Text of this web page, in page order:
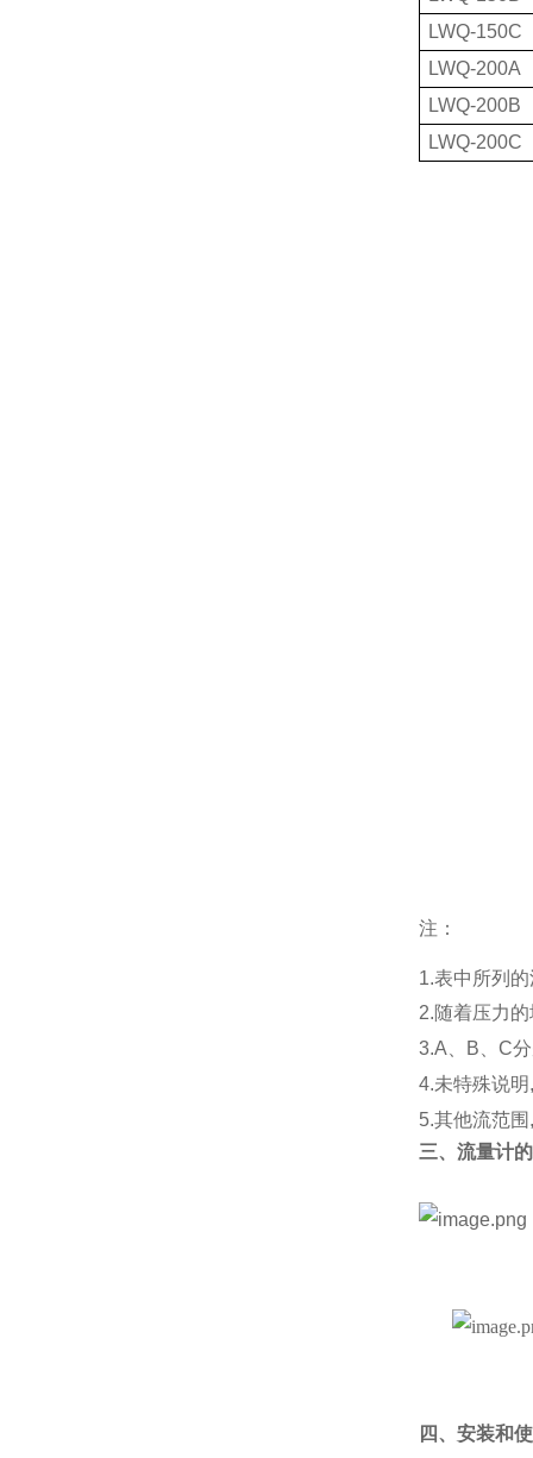
LWQ-150C
LWQ-200A
LWQ-200B
LWQ-200C
注：
1.表中所列
2.随着压力
3.A、B、C
4.未特殊说
5.其他流范
三、流量计
四、安装和